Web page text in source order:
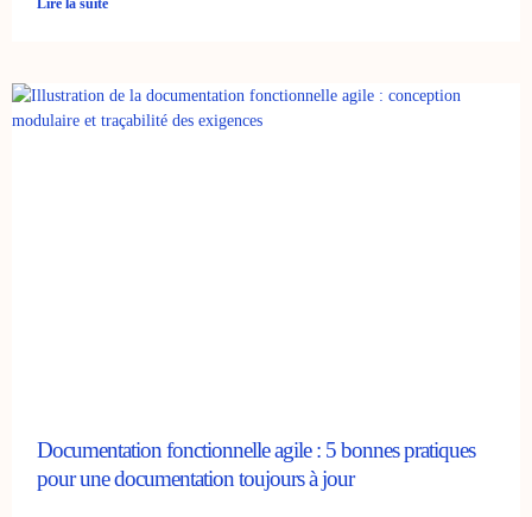
Lire la suite
Documentation fonctionnelle agile : 5 bonnes pratiques
pour une documentation toujours à jour